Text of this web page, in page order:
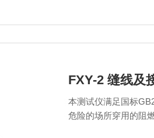
FXY-2 缝线及
本测试仪满足国标
危险的场所穿用的阻